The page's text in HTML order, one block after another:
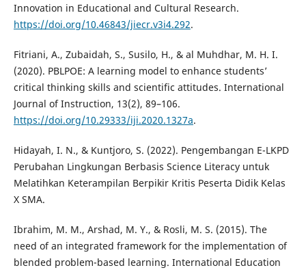
Innovation in Educational and Cultural Research.
https://doi.org/10.46843/jiecr.v3i4.292.
Fitriani, A., Zubaidah, S., Susilo, H., & al Muhdhar, M. H. I.
(2020). PBLPOE: A learning model to enhance students’
critical thinking skills and scientific attitudes. International
Journal of Instruction, 13(2), 89–106.
https://doi.org/10.29333/iji.2020.1327a.
Hidayah, I. N., & Kuntjoro, S. (2022). Pengembangan E-LKPD
Perubahan Lingkungan Berbasis Science Literacy untuk
Melatihkan Keterampilan Berpikir Kritis Peserta Didik Kelas
X SMA.
Ibrahim, M. M., Arshad, M. Y., & Rosli, M. S. (2015). The
need of an integrated framework for the implementation of
blended problem-based learning. International Education